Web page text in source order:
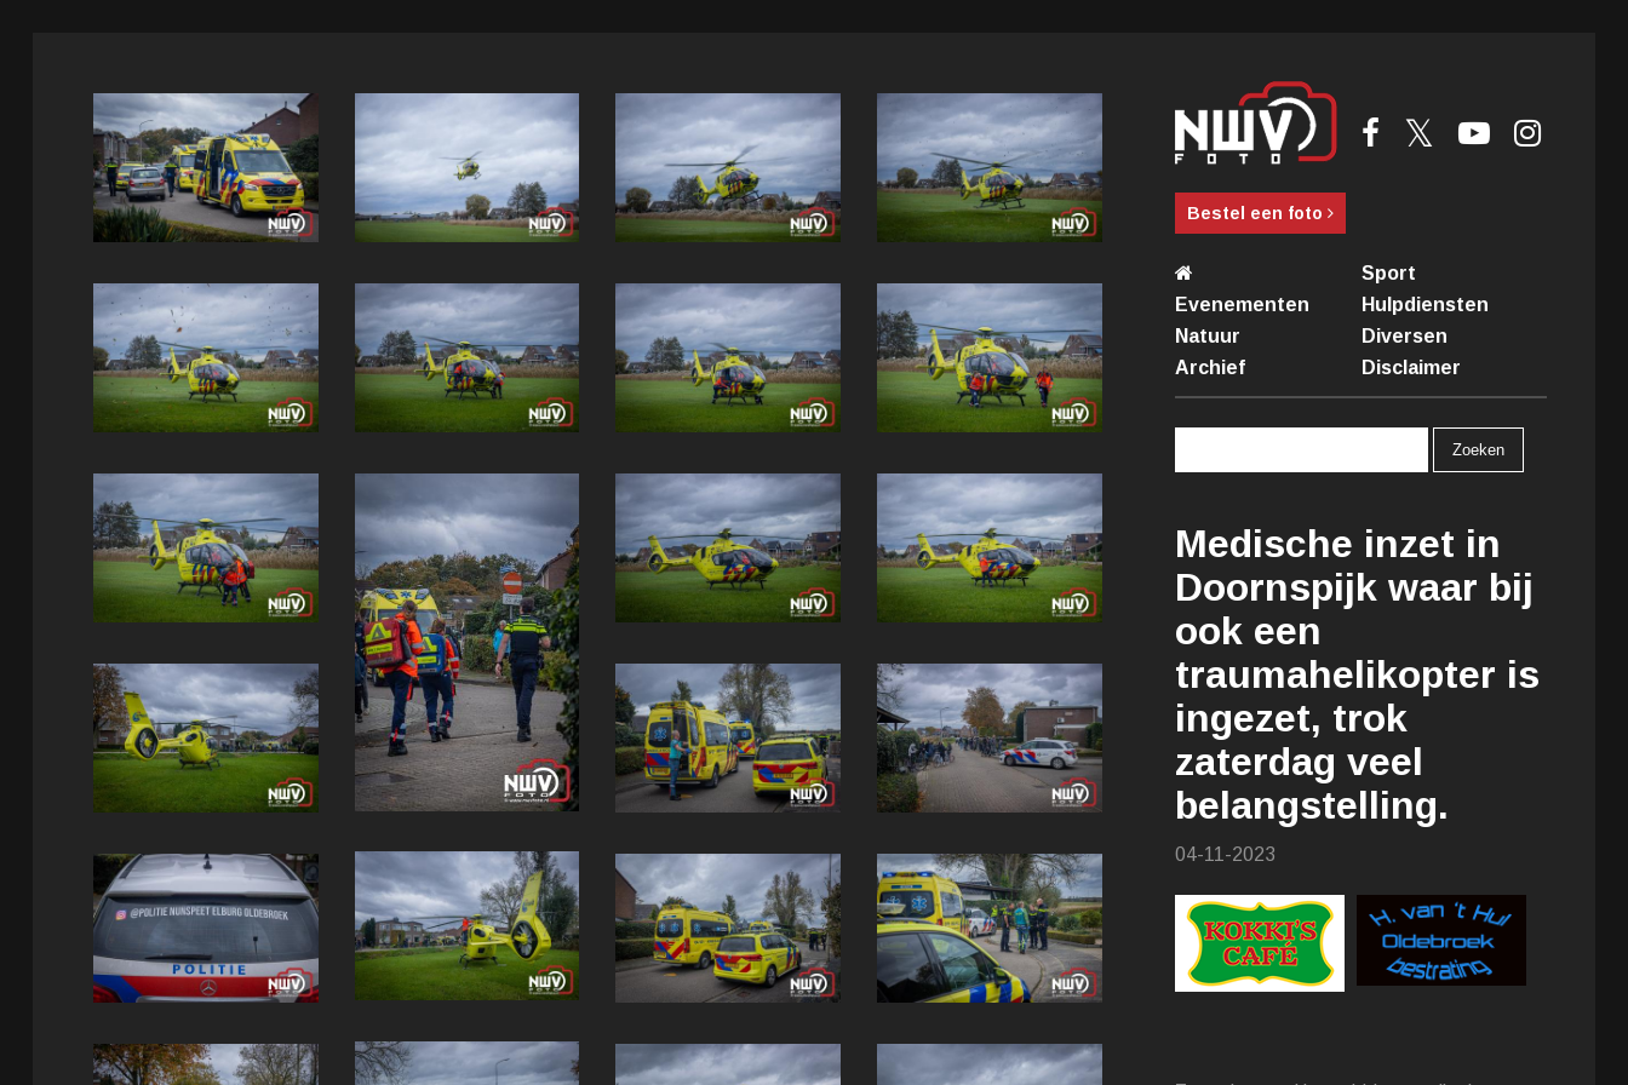
Bestel een foto
Sport
Evenementen
Hulpdiensten
Natuur
Diversen
Archief
Disclaimer
Medische inzet in
Doornspijk waar bij
ook een
traumahelikopter is
ingezet, trok
zaterdag veel
belangstelling.
04-11-2023